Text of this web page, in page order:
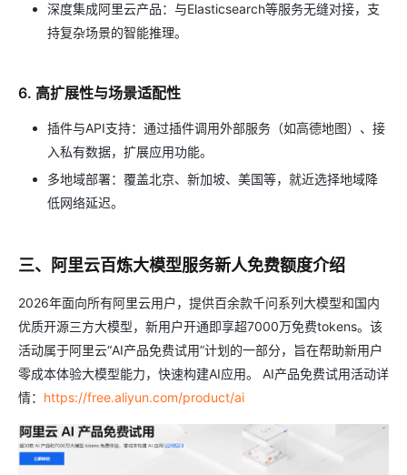
深度集成阿里云产品：与Elasticsearch等服务无缝对接，支
持复杂场景的智能推理。
6. 高扩展性与场景适配性
插件与API支持：通过插件调用外部服务（如高德地图）、接
入私有数据，扩展应用功能。
多地域部署：覆盖北京、新加坡、美国等，就近选择地域降
低网络延迟。
三、阿里云百炼大模型服务新人免费额度介绍
2026年面向所有阿里云用户，提供百余款千问系列大模型和国内
优质开源三方大模型，新用户开通即享超7000万免费tokens。该
活动属于阿里云“AI产品免费试用”计划的一部分，旨在帮助新用户
零成本体验大模型能力，快速构建AI应用。 AI产品免费试用活动详
情： https://free.aliyun.com/product/ai